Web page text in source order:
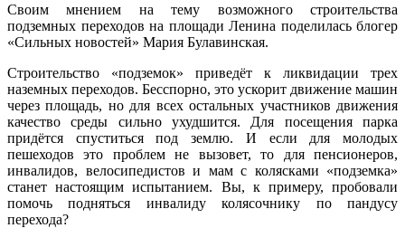
Своим мнением на тему возможного строительства
подземных переходов на площади Ленина поделилась блогер
«Сильных новостей» Мария Булавинская.
Строительство «подземок» приведёт к ликвидации трех
наземных переходов. Бесспорно, это ускорит движение машин
через площадь, но для всех остальных участников движения
качество среды сильно ухудшится. Для посещения парка
придётся спуститься под землю. И если для молодых
пешеходов это проблем не вызовет, то для пенсионеров,
инвалидов, велосипедистов и мам с колясками «подземка»
станет настоящим испытанием. Вы, к примеру, пробовали
помочь подняться инвалиду колясочнику по пандусу
перехода?